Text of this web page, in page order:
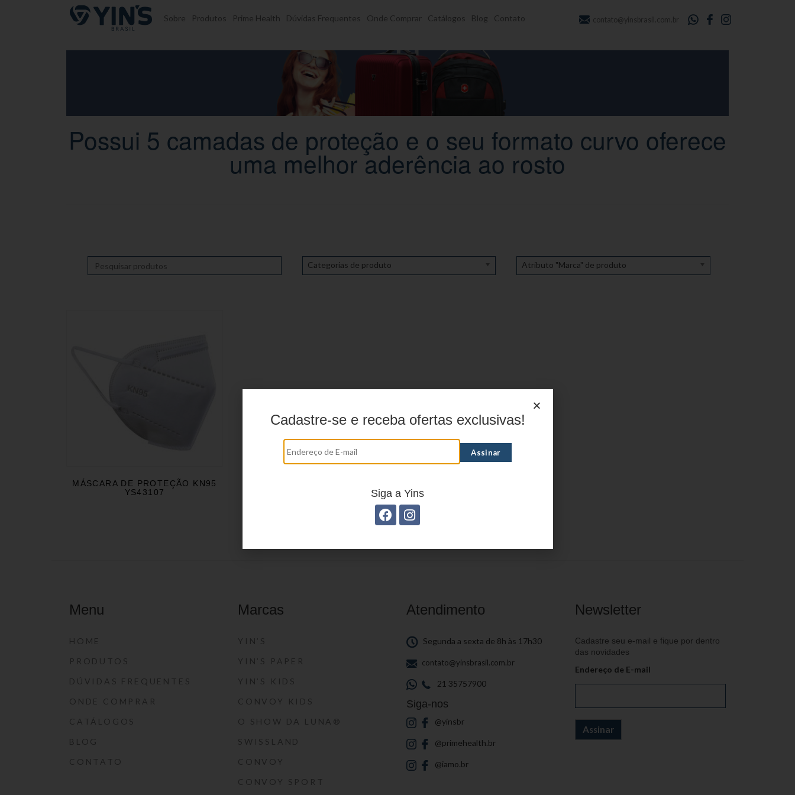
Pular para o conteúdo Sobre Produtos Prime Health Dúvidas Frequentes Onde Comprar Catálogos Blog Contato contato@yinsbrasil.com.br
Possui 5 camadas de proteção e o seu formato curvo oferece
uma melhor aderência ao rosto
Categorias de produto Atributo "Marca" de produto
MÁSCARA DE PROTEÇÃO KN95
YS43107
Menu
HOME
PRODUTOS
DÚVIDAS FREQUENTES
ONDE COMPRAR
CATÁLOGOS
BLOG
CONTATO
Marcas
YIN’S
YIN’S PAPER
YIN’S KIDS
CONVOY KIDS
O SHOW DA LUNA®
SWISSLAND
CONVOY
CONVOY SPORT
Atendimento
Segunda a sexta de 8h às 17h30
contato@yinsbrasil.com.br
21 35757900
Siga-nos
@yinsbr
@primehealth.br
@iamo.br
Newsletter
Cadastre seu e-mail e fique por dentro
das novidades
Endereço de E-mail
Cadastre-se e receba ofertas exclusivas!
Siga a Yins